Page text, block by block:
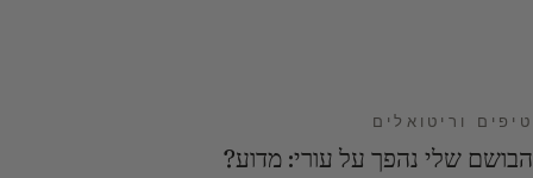
טיפים וריטואלים
הבושם שלי נהפך על עורי: מדוע?